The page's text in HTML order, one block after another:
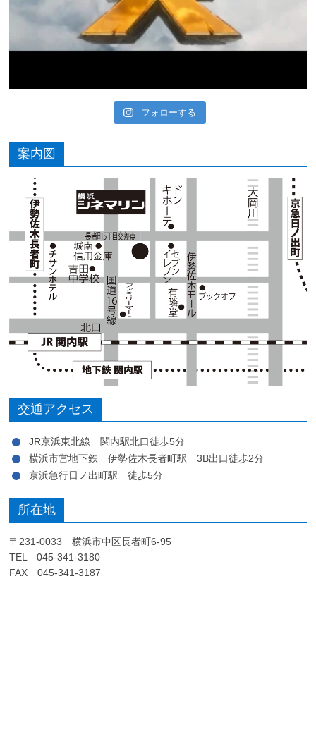
フォローする
案内図
交通アクセス
JR京浜東北線 関内駅北口徒歩5分
横浜市営地下鉄 伊勢佐木長者町駅 3B出口徒歩2分
京浜急行日ノ出町駅 徒歩5分
所在地
〒231-0033 横浜市中区長者町6-95
TEL 045-341-3180
FAX 045-341-3187